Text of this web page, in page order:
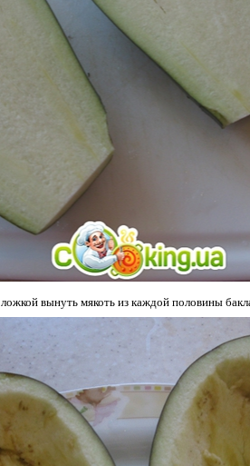
ложкой вынуть мякоть из каждой половины